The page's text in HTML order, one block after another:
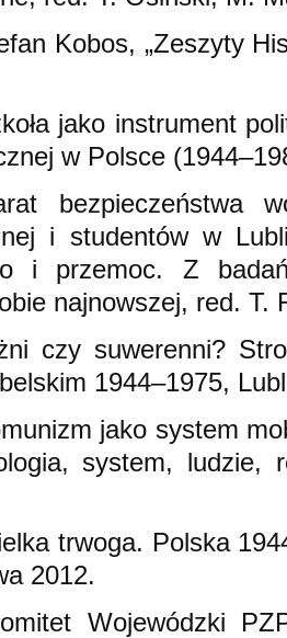
Kobos, „Zeszyty
jako instrument
w Polsce
bezpieczeństwa
i studentów w
i przemoc. Z
najnowszej, red. T.
czy suwerenni?
1944–1975,
jako system
system, ludzie,
trwoga. Polska
2012.
Wojewódzki